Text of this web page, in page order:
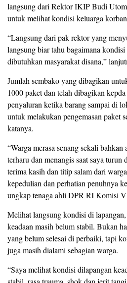
langsung dari Rektor IKIP Budi
untuk melihat kondisi keluarga
“Langsung dari pak rektor yang
langsung biar tahu bagaimana
dibutuhkan masyarakat disana,”
Jumlah sembako yang dibagikan
1000 paket dan telah dibagikan
penyaluran ketika barang sampai di
untuk melakukan pengemasan paket
katanya.
“Warga merasa senang sekali
terharu dan menangis saat saya turun
terima kasih dan titip salam dari
kepedulian dan perhatian penuhnya
ungkap tenaga ahli DPR RI Komisi
Melihat langsung kondisi di
keadaan masih belum stabil. Bukan
yang belum selesai di perbaiki, tapi
juga masih dialami sebagian warga.
“Saya melihat kondisi dilapangan